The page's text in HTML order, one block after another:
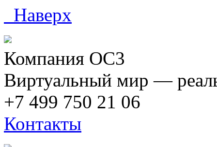
Наверх
Компания ОС3
Виртуальный мир —
+7 499 750 21 06
Контакты